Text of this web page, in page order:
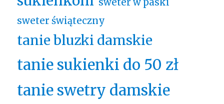
sweter świąteczny
tanie bluzki damskie
tanie sukienki do 50 zł
tanie swetry damskie